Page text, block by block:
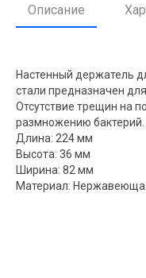
Описание
Настенный держатель
стали предназначен
Отсутствие трещин на
размножению бактерий.
Длина: 224 мм
Высота: 36 мм
Ширина: 82 мм
Материал: